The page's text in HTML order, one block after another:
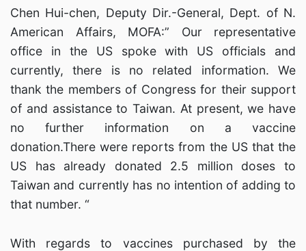
Chen Hui-chen, Deputy Dir.-General, Dept. of N.
American Affairs, MOFA:” Our representative
office in the US spoke with US officials and
currently, there is no related information. We
thank the members of Congress for their support
of and assistance to Taiwan. At present, we have
no further information on a vaccine
donation.There were reports from the US that the
US has already donated 2.5 million doses to
Taiwan and currently has no intention of adding to
that number. “
With regards to vaccines purchased by the